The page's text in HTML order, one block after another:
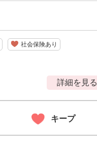
社会保険あり
詳細を見る
キープ